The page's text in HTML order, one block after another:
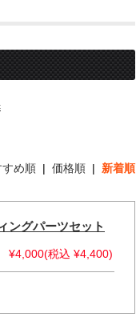
すめ順| 価格順| 新着順
ングパーツセット
¥4,000(税込 ¥4,400)